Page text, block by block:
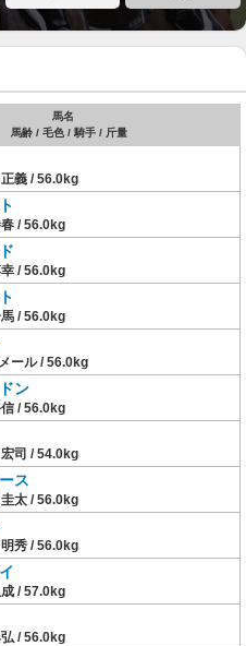
馬名
馬齢 / 毛色 / 騎手 / 斤量
義 / 56.0kg
/ 56.0kg
/ 56.0kg
/ 56.0kg
ール / 56.0kg
ン
/ 56.0kg
司 / 54.0kg
ス
太 / 56.0kg
秀 / 56.0kg
/ 57.0kg
/ 56.0kg